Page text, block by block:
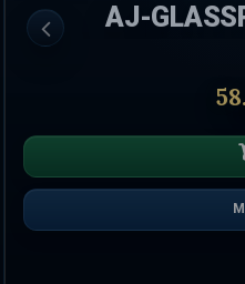
AJ-